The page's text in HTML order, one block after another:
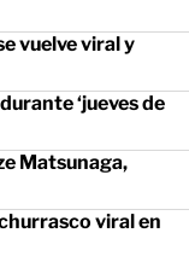
vuelve viral y
‘jueves de
Matsunaga,
viral en